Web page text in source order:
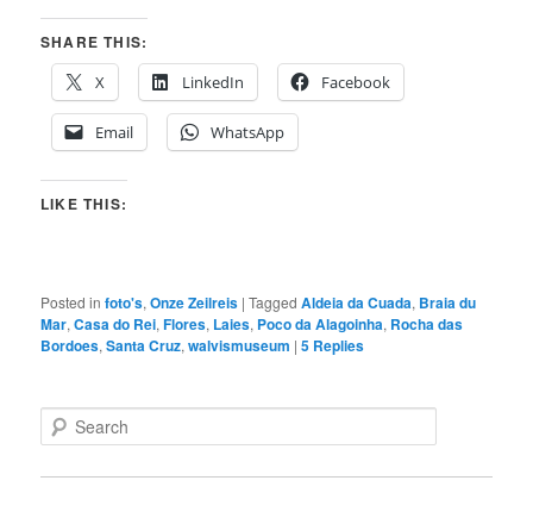
SHARE THIS:
X
LinkedIn Facebook
Email WhatsApp
LIKE THIS:
Posted in foto's,Onze Zeilreis |Tagged Aldeia da Cuada, Braia du
Mar,Casa do Rei,Flores, Laies, Poco da Alagoinha, Rocha das
Bordoes,Santa Cruz,walvismuseum |5 Replies
e